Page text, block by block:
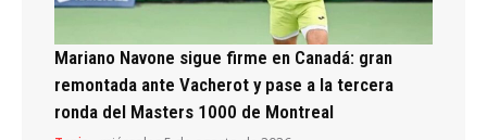
Mariano Navone sigue firme en Canadá: gran
remontada ante Vacherot y pase a la tercera
ronda del Masters 1000 de Montreal